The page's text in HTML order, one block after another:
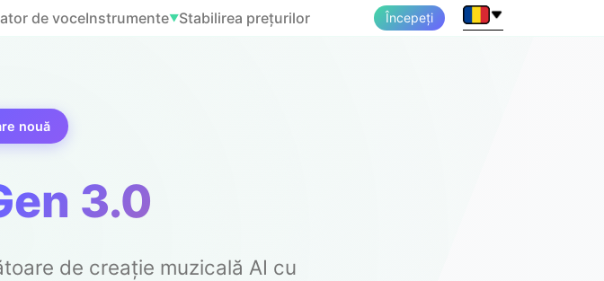
de voceInstrumente▼Stabilirea prețurilor Începeți
nouă
3.0
de creație muzicală AI cu